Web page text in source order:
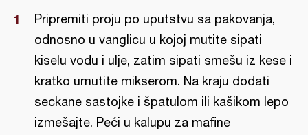
Pripremiti proju po uputstvu sa pakovanja,
odnosno u vanglicu u kojoj mutite sipati
kiselu vodu i ulje, zatim sipati smešu iz kese i
kratko umutite mikserom. Na kraju dodati
seckane sastojke i špatulom ili kašikom lepo
izmešajte. Peći u kalupu za mafine